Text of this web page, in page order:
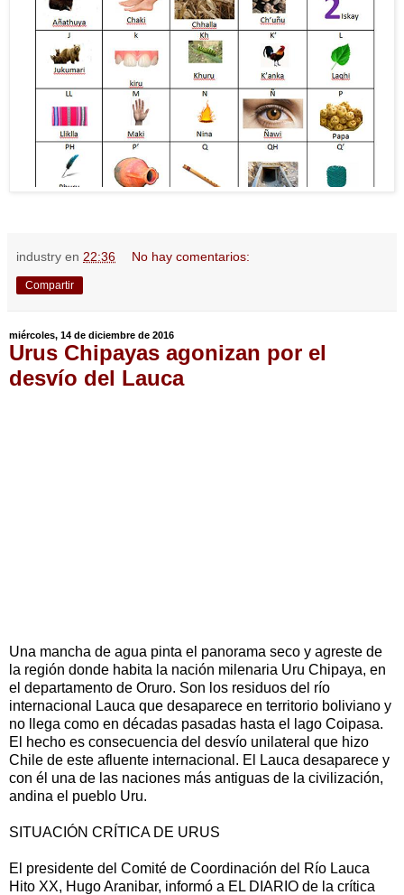
industry en 22:36 No hay comentarios:
Compartir
miércoles, 14 de diciembre de 2016
Urus Chipayas agonizan por el
desvío del Lauca
Una mancha de agua pinta el panorama seco y agreste de
la región donde habita la nación milenaria Uru Chipaya, en
el departamento de Oruro. Son los residuos del río
internacional Lauca que desaparece en territorio boliviano y
no llega como en décadas pasadas hasta el lago Coipasa.
El hecho es consecuencia del desvío unilateral que hizo
Chile de este afluente internacional. El Lauca desaparece y
con él una de las naciones más antiguas de la civilización,
andina el pueblo Uru.
SITUACIÓN CRÍTICA DE URUS
El presidente del Comité de Coordinación del Río Lauca
Hito XX, Hugo Aranibar, informó a EL DIARIO de la crítica